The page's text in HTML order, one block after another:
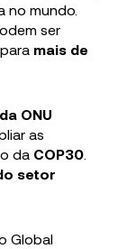
no mundo.
ser
para mais de
ONU
as
da COP30
setor
Global